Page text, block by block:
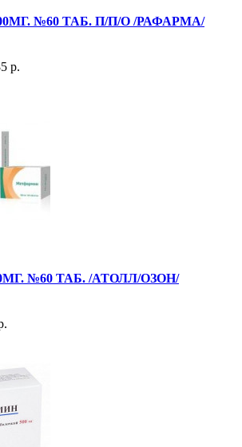
№60 ТАБ. П/П/О /РАФАРМА/
р.
№60 ТАБ. /АТОЛЛ/ОЗОН/